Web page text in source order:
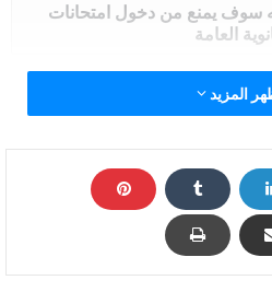
سوف يمنع من دخول امتحانات
العامة
المزيد